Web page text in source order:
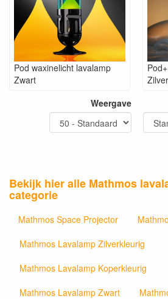
Pod waxinelicht lavalamp
Zwart
Zilver
Weergave
Bekijk hier alle Mathmos
categorie
Mathmos Space Projector
Mathmos Lavalamp Zilverkleurig
Mathmos Lavalamp Koperkleurig
Mathmos Lavalamp Zwart